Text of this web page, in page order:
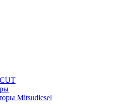
Mitsudiesel